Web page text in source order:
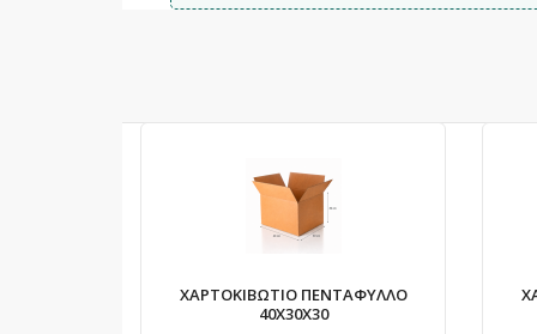
ΧΑΡΤΟΚΙΒΩΤΙΟ ΠΕΝΤΑΦΥΛΛΟ
40X30X30